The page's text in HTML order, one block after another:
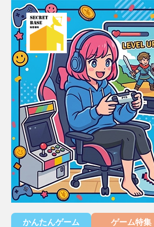
かんたんゲーム ゲーム特集